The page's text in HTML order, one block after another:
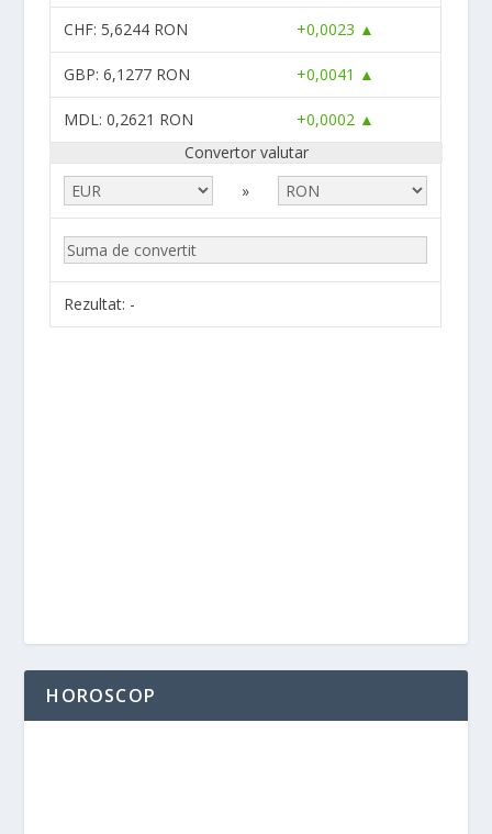
CHF: 5,6244 RON +0,0023 ▲
GBP: 6,1277 RON +0,0041 ▲
MDL: 0,2621 RON
+0,0002 ▲
Convertor valutar
»
Rezultat: -
HOROSCOP